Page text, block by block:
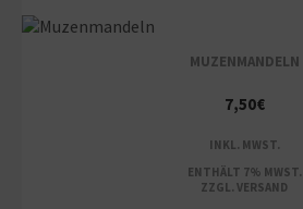
MUZENMANDELN
7,50€
INKL. MWST.
ENTHÄLT 7% MWST.
ZZGL. VERSAND